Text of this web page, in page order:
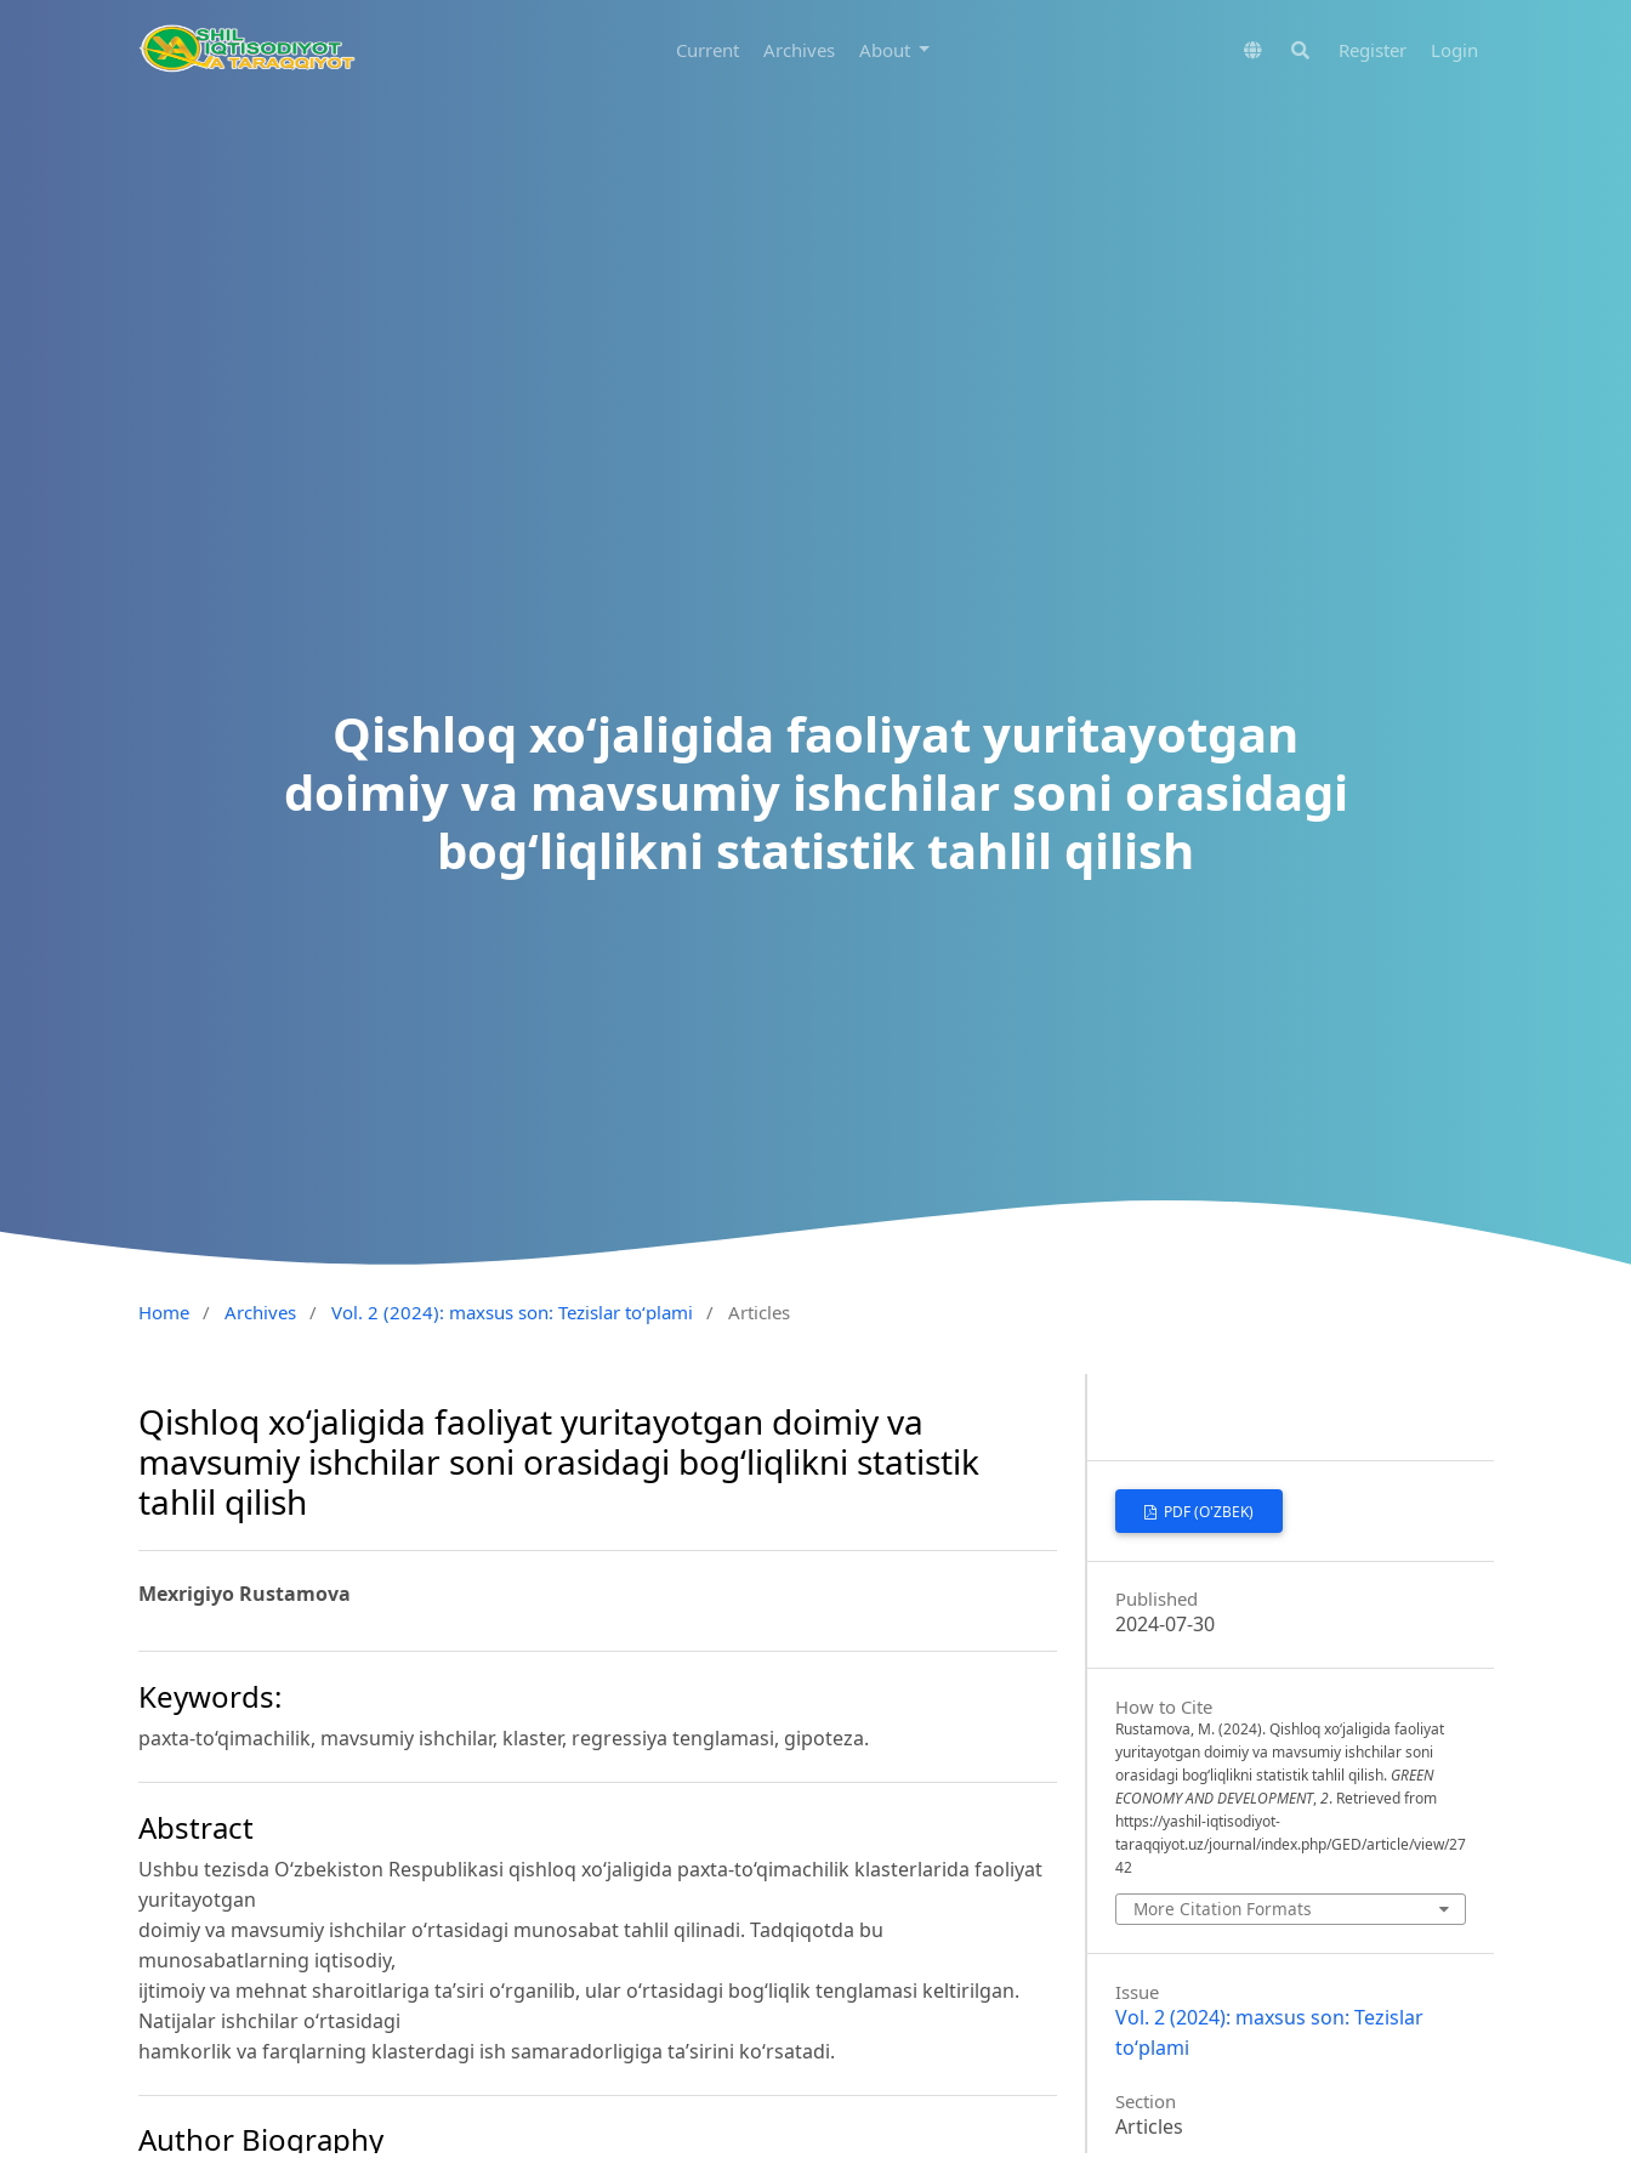
Current Archives About Register Login
Qishloq xo‘jaligida faoliyat yuritayotgan
doimiy va mavsumiy ishchilar soni orasidagi
bog‘liqlikni statistik tahlil qilish
Home / Archives / Vol. 2 (2024): maxsus son: Tezislar to‘plami / Articles
Qishloq xo‘jaligida faoliyat yuritayotgan doimiy va
mavsumiy ishchilar soni orasidagi bog‘liqlikni statistik
tahlil qilish
Mexrigiyo Rustamova
Keywords:
paxta-to‘qimachilik, mavsumiy ishchilar, klaster, regressiya tenglamasi, gipoteza.
Abstract
Ushbu tezisda O‘zbekiston Respublikasi qishloq xo‘jaligida paxta-to‘qimachilik klasterlarida faoliyat
yuritayotgan
doimiy va mavsumiy ishchilar o‘rtasidagi munosabat tahlil qilinadi. Tadqiqotda bu
munosabatlarning iqtisodiy,
ijtimoiy va mehnat sharoitlariga ta’siri o‘rganilib, ular o‘rtasidagi bog‘liqlik tenglamasi keltirilgan.
Natijalar ishchilar o‘rtasidagi
hamkorlik va farqlarning klasterdagi ish samaradorligiga ta’sirini ko‘rsatadi.
Author Biography
PDF (O'ZBEK)
Published
2024-07-30
How to Cite
Rustamova, M. (2024). Qishloq xo‘jaligida faoliyat
yuritayotgan doimiy va mavsumiy ishchilar soni
orasidagi bog‘liqlikni statistik tahlil qilish. GREEN
ECONOMY AND DEVELOPMENT,2. Retrieved from
https://yashil-iqtisodiyot-
taraqqiyot.uz/journal/index.php/GED/article/view/27
42
More Citation Formats
Issue
Vol. 2 (2024): maxsus son: Tezislar
to‘plami
Section
Articles